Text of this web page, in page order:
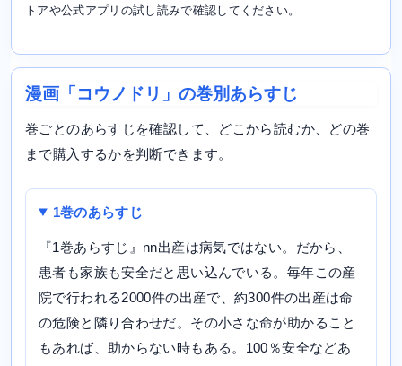
トアや公式アプリの試し読みで確認してください。
漫画「コウノドリ」の巻別あらすじ
巻ごとのあらすじを確認して、どこから読むか、どの巻
まで購入するかを判断できます。
1巻のあらすじ
『1巻あらすじ』nn出産は病気ではない。だから、
患者も家族も安全だと思い込んでいる。毎年この産
院で行われる2000件の出産で、約300件の出産は命
の危険と隣り合わせだ。その小さな命が助かること
もあれば、助からない時もある。100％安全などあ